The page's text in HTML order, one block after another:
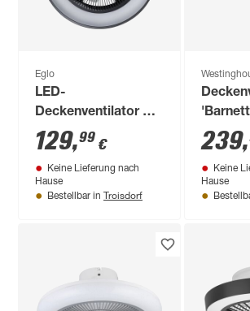
Eglo
LED-
Deckenventilator mit
Beleuchtung
'Vallonia 1' dimmbar
31,7 W 3200 lm RGB
- tunable white Ø 48
129,99 €
Keine Lieferung nach
Hause
Bestellbar in Troisdorf
122 cm
239,
Keine
Hause